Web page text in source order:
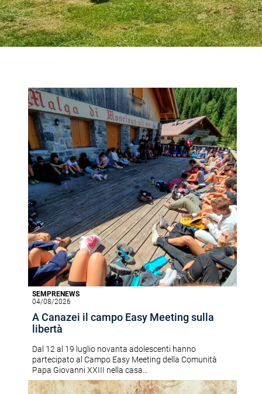
SEMPRENEWS
04/08/2026
A Canazei il campo Easy Meeting sulla
libertà
Dal 12 al 19 luglio novanta adolescenti hanno
partecipato al Campo Easy Meeting della Comunità
Papa Giovanni XXIII nella casa…